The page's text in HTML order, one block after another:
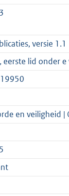
versie 1.1
eerste lid onder
en veiligheid |